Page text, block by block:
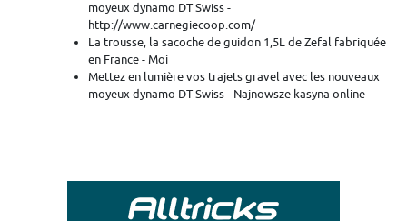
moyeux dynamo DT Swiss -
http://www.carnegiecoop.com/
La trousse, la sacoche de guidon 1,5L de Zefal fabriquée
en France - Moi
Mettez en lumière vos trajets gravel avec les nouveaux
moyeux dynamo DT Swiss - Najnowsze kasyna online